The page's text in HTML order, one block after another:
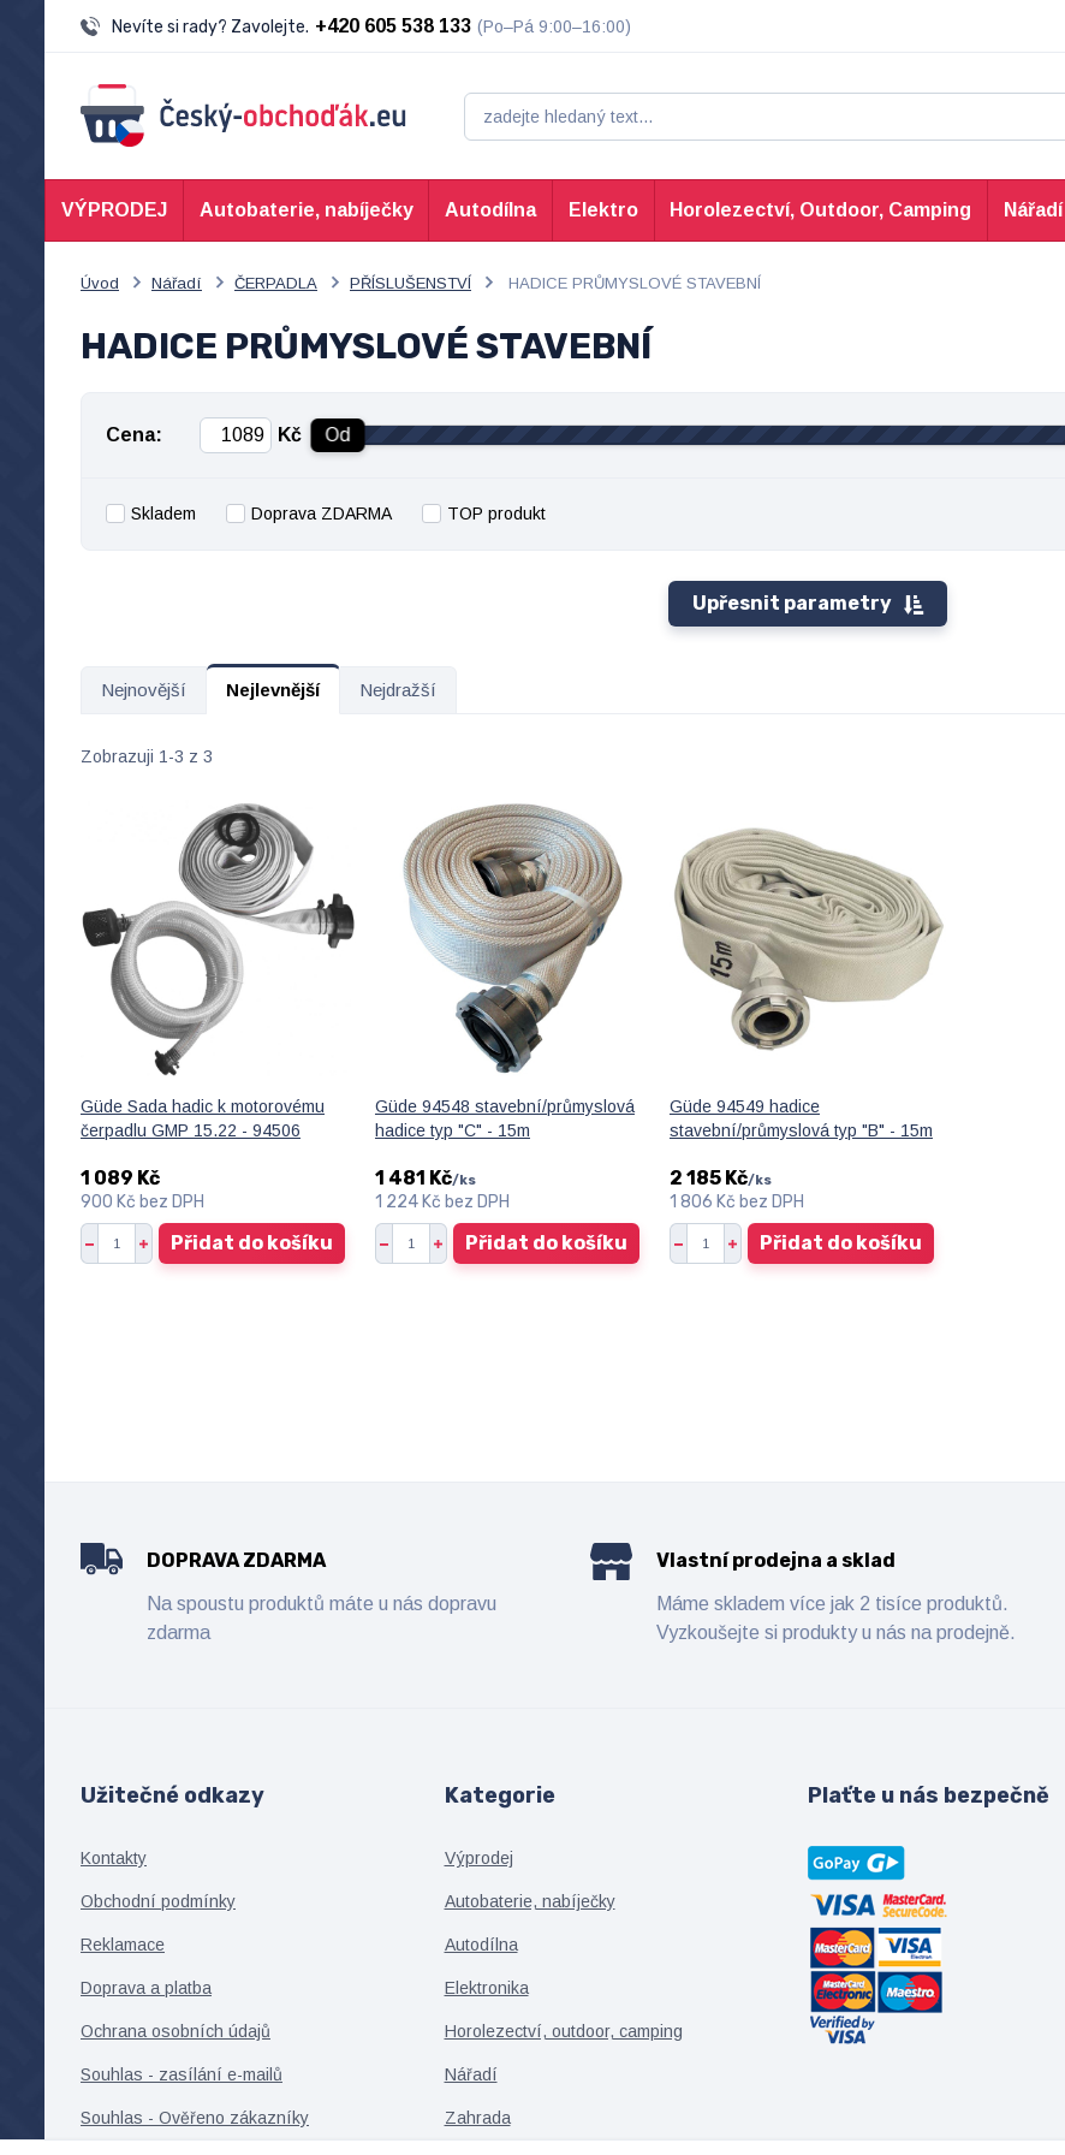
Nevíte si rady? Zavolejte. +420 605 538 133 (Po–Pá 9:00–16:00)
VÝPRODEJ Autobaterie, nabíječky Autodílna Elektro Horolezectví, Outdoor, Camping Nářadí
Úvod Nářadí ČERPADLA PŘÍSLUŠENSTVÍ HADICE PRŮMYSLOVÉ STAVEBNÍ
HADICE PRŮMYSLOVÉ STAVEBNÍ
Upřesnit parametry
Cena: Kč Od
Skladem Doprava ZDARMA TOP produkt
Nejnovější Nejlevnější Nejdražší
Zobrazuji 1-3 z 3
Güde Sada hadic k motorovému
čerpadlu GMP 15.22 - 94506
1 089 Kč
900 Kč bez DPH
Přidat do košíku
Güde 94548 stavební/průmyslová
hadice typ "C" - 15m
1 481 Kč/ks
1 224 Kč bez DPH
Přidat do košíku
Güde 94549 hadice
stavební/průmyslová typ "B" - 15m
2 185 Kč/ks
1 806 Kč bez DPH
Přidat do košíku
DOPRAVA ZDARMA
Na spoustu produktů máte u nás dopravu
zdarma
Vlastní prodejna a sklad
Máme skladem více jak 2 tisíce produktů.
Vyzkoušejte si produkty u nás na prodejně.
Užitečné odkazy
Kontakty
Obchodní podmínky
Reklamace
Doprava a platba
Ochrana osobních údajů
Souhlas - zasílání e-mailů
Souhlas - Ověřeno zákazníky
Kategorie
Výprodej
Autobaterie, nabíječky
Autodílna
Elektronika
Horolezectví, outdoor, camping
Nářadí
Zahrada
Plaťte u nás bezpečně